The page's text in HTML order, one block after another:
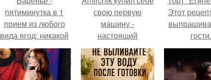
пятиминутка в 1
прием из любого
вида ягод: никакой
длительной варки,
все витамины на
месте!
свою первую
машину -
настоящий
автомобиль мечты
для многих
автолюбителей.
Этот
гости.